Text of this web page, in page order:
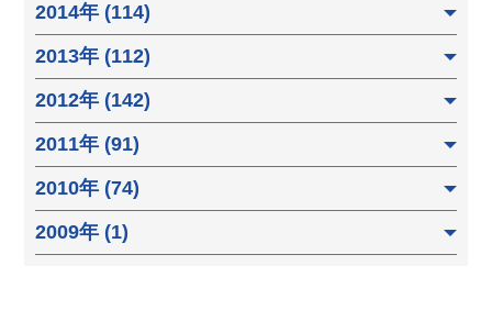
2014年 (114)
2013年 (112)
2012年 (142)
2011年 (91)
2010年 (74)
2009年 (1)